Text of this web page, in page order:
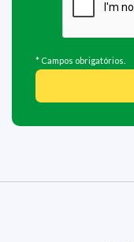
* Campos obrigatórios.